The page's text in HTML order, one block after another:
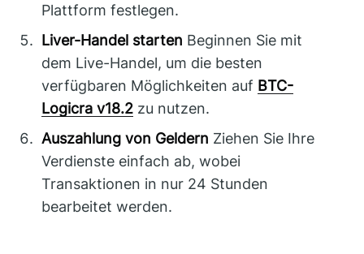
Plattform festlegen.
Liver-Handel starten Beginnen Sie mit
dem Live-Handel, um die besten
verfügbaren Möglichkeiten auf BTC-
Logicra v18.2 zu nutzen.
Auszahlung von Geldern Ziehen Sie Ihre
Verdienste einfach ab, wobei
Transaktionen in nur 24 Stunden
bearbeitet werden.